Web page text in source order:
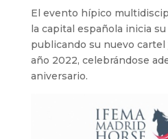
El evento hípico
la capital española inicia
publicando su nuevo cartel
año 2022, celebrándose
aniversario.